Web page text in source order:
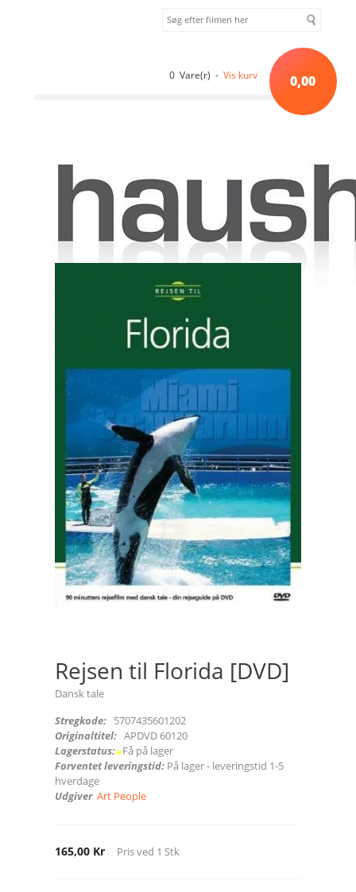
0 Vare(r) - Vis kurv 0,00
Dokumentar Rejsen til Florida [DVD]
Rejsen til Florida [DVD]
Dansk tale
Stregkode: 5707435601202
Originaltitel: APDVD 60120
Lagerstatus: Få på lager
Forventet leveringstid: På lager - leveringstid 1-5
hverdage
Udgiver Art People
165,00 Kr Pris ved 1 Stk